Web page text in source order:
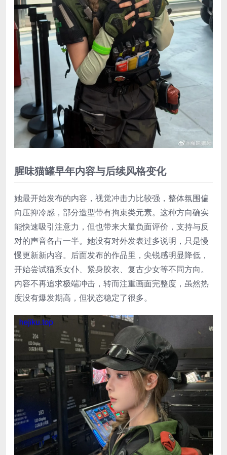
腥味猫罐早年内容与后续风格变化
她最开始发布的内容，视觉冲击力比较强，整体氛围偏
向压抑冷感，部分造型带有拘束类元素。这种方向确实
能快速吸引注意力，但也带来大量负面评价，支持与反
对的声音各占一半。她没有对外发表过多说明，只是慢
慢更新新内容。后面发布的作品里，尖锐感明显降低，
开始尝试猫系女仆、紧身胶衣、复古少女等不同方向。
内容不再追求极端冲击，转而注重画面完整度，虽然热
度没有爆发期高，但状态稳定了很多。